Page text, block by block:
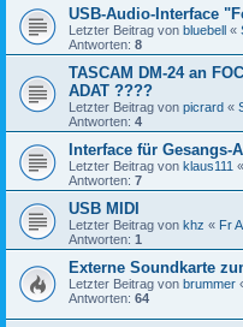
USB-Audio-Interface
Letzter Beitrag von bluebell «
Antworten: 8
TASCAM DM-24 an
ADAT ????
Letzter Beitrag von picrard «
Antworten: 4
Interface für
Letzter Beitrag von klaus111 «
Antworten: 7
USB MIDI
Letzter Beitrag von khz « Fr
Antworten: 1
Externe Soundkarte
Letzter Beitrag von brummer
Antworten: 64